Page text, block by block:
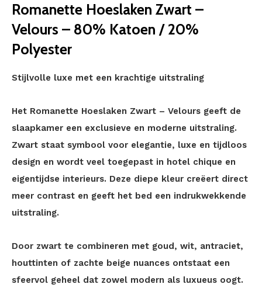
Romanette Hoeslaken Zwart –
Velours – 80% Katoen / 20%
Polyester
Stijlvolle luxe met een krachtige uitstraling
Het Romanette Hoeslaken Zwart – Velours geeft de
slaapkamer een exclusieve en moderne uitstraling.
Zwart staat symbool voor elegantie, luxe en tijdloos
design en wordt veel toegepast in hotel chique en
eigentijdse interieurs. Deze diepe kleur creëert direct
meer contrast en geeft het bed een indrukwekkende
uitstraling.
Door zwart te combineren met goud, wit, antraciet,
houttinten of zachte beige nuances ontstaat een
sfeervol geheel dat zowel modern als luxueus oogt.